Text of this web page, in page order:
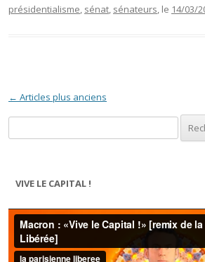
présidentialisme, sénat, sénateurs, le 14/03/
Navigation des articles
← Articles plus anciens
VIVE LE CAPITAL !
Lecteur
vidéo